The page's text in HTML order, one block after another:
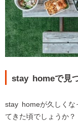
stay homeで見
stay homeが久しくな
てきた頃でしょうか？